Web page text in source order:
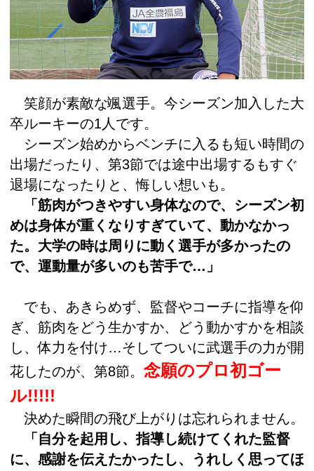
笑顔が素敵な颯選手。今シーズン加入した大
卒ルーキーの1人です。
シーズン始めからベンチに入るも短い時間の
出場だったり、第3節では途中出場するもすぐ
退場になったりと、悔しい想いも。
「筋肉がつきやすい身体なので、シーズン初
めは身体が重くなりすぎていて、動かなかっ
た。大学の時は周りに動く選手が多かったの
で、運動量が多いのも苦手で…」
でも、あきらめず、監督やコーチに指導を仰
ぎ、筋肉をどう生かすか、どう動かすかを相談
し、体力を付け…そしてついに武選手の力が開
花したのが、第8節。 念願のプロ初ゴー
ル!!!!!
決めた瞬間の飛び上がりは忘れられません。
「自分を起用し、指導し続けてくれた監督
に、感謝を伝えたかったし、うれしく思ってほ